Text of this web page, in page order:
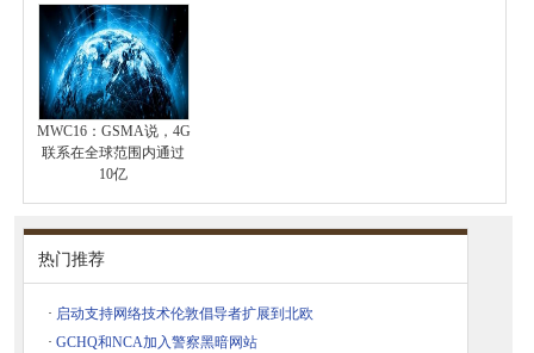
MWC16：GSMA说，4G
联系在全球范围内通过
10亿
热门推荐
· 启动支持网络技术伦敦倡导者扩展到北欧
· GCHQ和NCA加入警察黑暗网站